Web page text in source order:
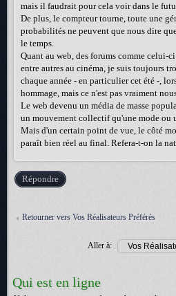
mais il faudrait pour cela voir dans le
De plus, le compteur tourne, toute une
probabilités ne peuvent que nous dire
le temps.
Quant au web, des forums comme celui-
entre autres au cinéma, je suis toujours
chaque année - en particulier cet été -,
hommage, mais ce n'est pas vraiment
Le web devenu un média de masse
un mouvement collectif qu'une mode ou
Mais d'un certain point de vue, le côté
paraît bien réel au final. Refera-t-on la
Répondre
Retourner vers Vos Réalisateurs Préférés
Aller à:
Qui est en ligne